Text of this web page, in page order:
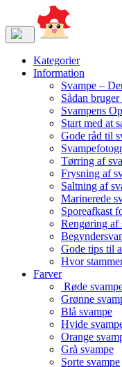
Kategorier
Information
Svampe –
Sådan
Svampens
Start med at
Gode råd til
Tørring af
Frysning af
Saltning af
Marinerede
Sporeafkast
Rengøring af
Gode tips til
Hvor
Farver
Røde
Grønne
Blå svampe
Hvide
Orange
Grå svampe
Sorte svampe